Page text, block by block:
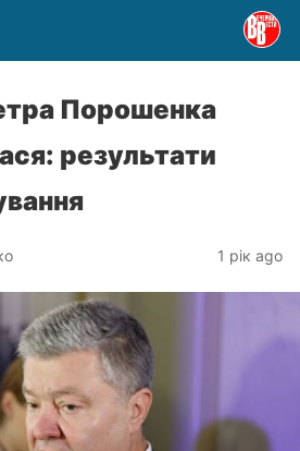
Порошенка
результати
1 рік ago